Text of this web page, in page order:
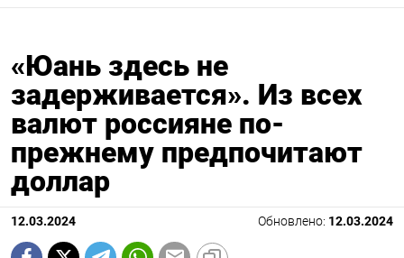
«Юань здесь не
задерживается». Из всех
валют россияне по-
прежнему предпочитают
доллар
12.03.2024 Обновлено: 12.03.2024